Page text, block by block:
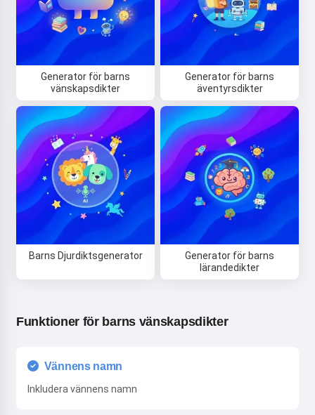
Generator för barns
vänskapsdikter
Generator för barns
äventyrsdikter
Barns Djurdiktsgenerator
Generator för barns
lärandedikter
Funktioner för barns vänskapsdikter
Vännens namn
Inkludera vännens namn
Hej! Jag är Storiko 👋
Jag berättar magiska
godnattsagor för dina barn 🌟
Läs en saga
Genom att börja använda tjänsten accepterar du:
Återbetalningspolicy